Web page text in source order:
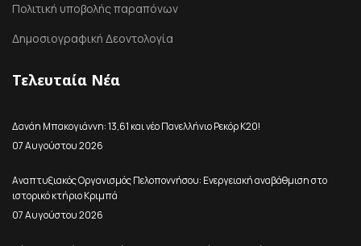
Πολιτική υποβολής παραπόνων
Δημοσιογραφική Δεοντολογία
Τελευταία Νέα
Δανάη Μπακογιάννη: 13,61 και νέο Πανελλήνιο Ρεκόρ Κ20!
07 Αυγούστου 2026
Αναπτυξιακός Οργανισμός Πελοποννήσου: Ενεργειακή αναβάθμιση στο
ιστορικό κτήριο Κριμπά
07 Αυγούστου 2026